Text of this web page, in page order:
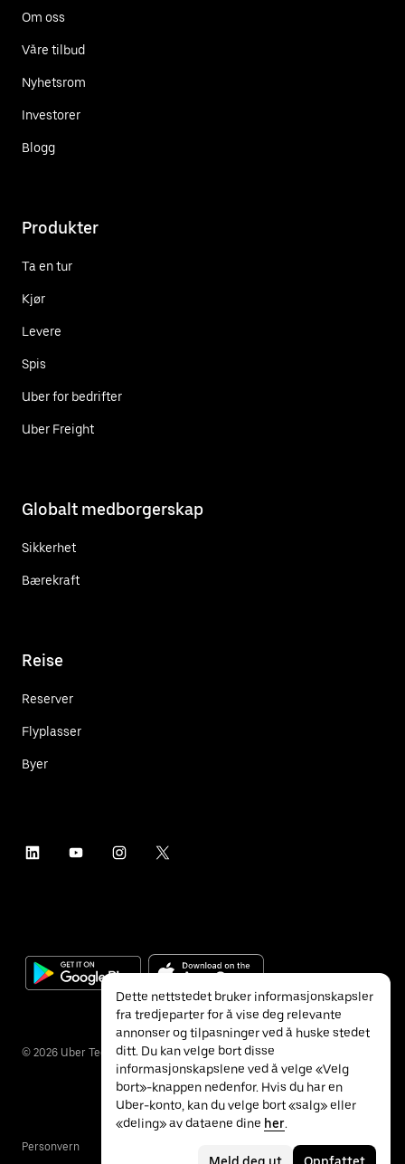
Om oss
Våre tilbud
Nyhetsrom
Investorer
Blogg
Produkter
Ta en tur
Kjør
Levere
Spis
Uber for bedrifter
Uber Freight
Globalt medborgerskap
Sikkerhet
Bærekraft
Reise
Reserver
Flyplasser
Byer
© 2026 Uber Technologies Inc.
Personvern
Dette nettstedet bruker informasjonskapsler
fra tredjeparter for å vise deg relevante
annonser og tilpasninger ved å huske stedet
ditt. Du kan velge bort disse
informasjonskapslene ved å velge «Velg
bort»-knappen nedenfor. Hvis du har en
Uber-konto, kan du velge bort «salg» eller
«deling» av dataene dine her.